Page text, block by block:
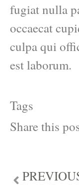
fugiat nulla
occaecat
culpa qui
est laborum.
Tags
Share this